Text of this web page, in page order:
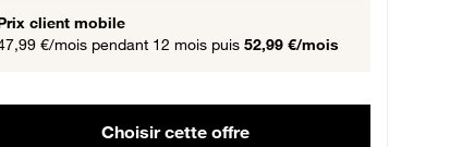
client mobile
€/mois pendant 12 mois puis 52,99 €/mois
Choisir cette offre